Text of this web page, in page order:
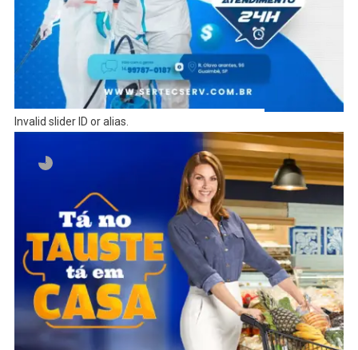
Invalid slider ID or alias.